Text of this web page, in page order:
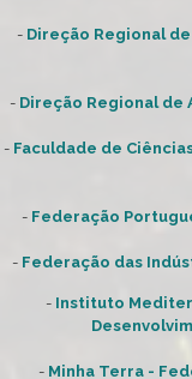
- Direção Regional
- Direção Regional de
- Faculdade de
- Federação
- Federação das
- Instituto
- Minha Terra -